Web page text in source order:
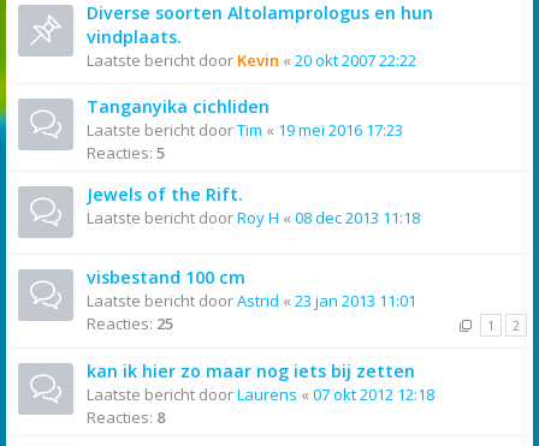
Diverse soorten Altolamprologus en hun
vindplaats.
Laatste bericht door Kevin « 20 okt 2007 22:22
Tanganyika cichliden
Laatste bericht doorTim « 19 mei 2016 17:23
Reacties: 5
Jewels of the Rift.
Laatste bericht doorRoy H « 08 dec 2013 11:18
visbestand 100 cm
Laatste bericht doorAstrid « 23 jan 2013 11:01
Reacties: 25 1 2
kan ik hier zo maar nog iets bij zetten
Laatste bericht doorLaurens « 07 okt 2012 12:18
Reacties: 8